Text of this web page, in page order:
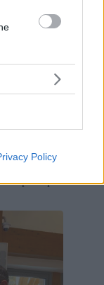
Policy
principe